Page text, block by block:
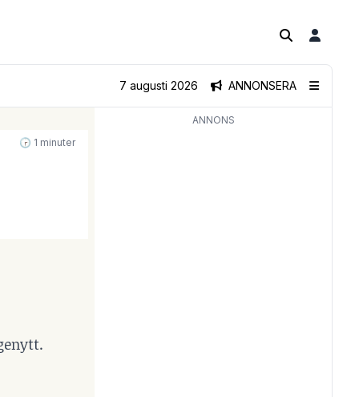
ANNONSERA
7 augusti 2026
🕝 1 minuter
ANNONS